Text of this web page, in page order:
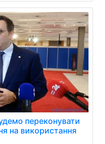
переконувати
на використання